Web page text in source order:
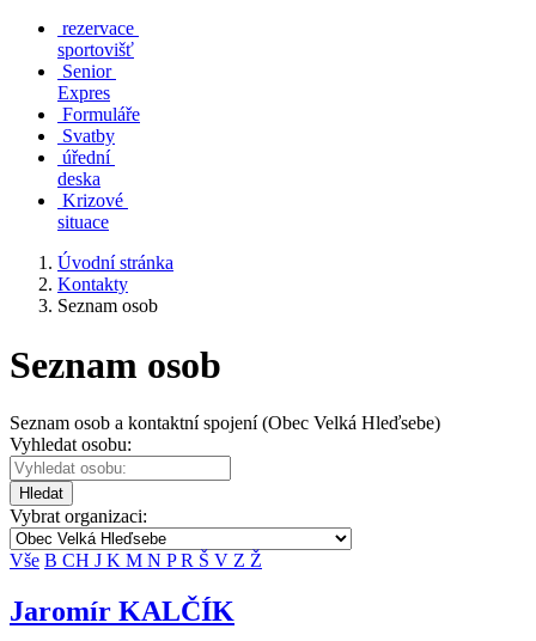
rezervace
sportovišť
Senior
Expres
Formuláře
Svatby
úřední
deska
Krizové
situace
Úvodní stránka
Kontakty
Seznam osob
Seznam osob
Seznam osob a kontaktní spojení (Obec Velká Hleďsebe)
Vyhledat osobu:
Hledat
Vybrat organizaci:
Vše B CH J K M N PR Š V Z Ž
Jaromír KALČÍK